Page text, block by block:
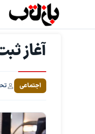
آغاز
اجتماعی